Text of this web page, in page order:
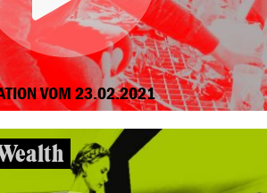
VOM 23.02.2021